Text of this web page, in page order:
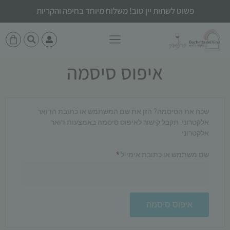
פשוט לשתות יין טוב! משלוח מיוחד בחיפה והקריות
איפוס סיסמה
שכח את הסיסמה? הזן את שם המשתמש או כתובת הדואר
אלקטרוני. תקבל קישור לאיפוס סיסמה באמצעות דואר
אלקטרוני.
שם משתמש או כתובת אימייל *
איפוס סיסמה